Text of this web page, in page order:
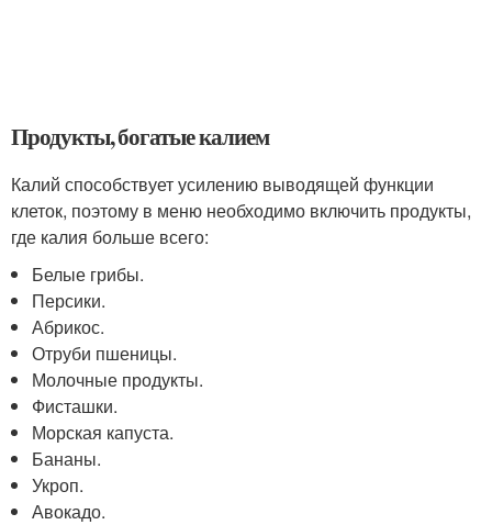
Продукты, богатые калием
Калий способствует усилению выводящей функции
клеток, поэтому в меню необходимо включить продукты,
где калия больше всего:
Белые грибы.
Персики.
Абрикос.
Отруби пшеницы.
Молочные продукты.
Фисташки.
Морская капуста.
Бананы.
Укроп.
Авокадо.